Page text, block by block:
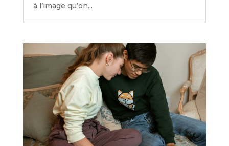
à l’image qu’on...